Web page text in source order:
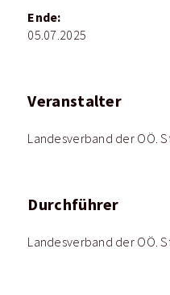
Ende:
05.07.2025
Veranstalter
Landesverband der OÖ.
Durchführer
Landesverband der OÖ.